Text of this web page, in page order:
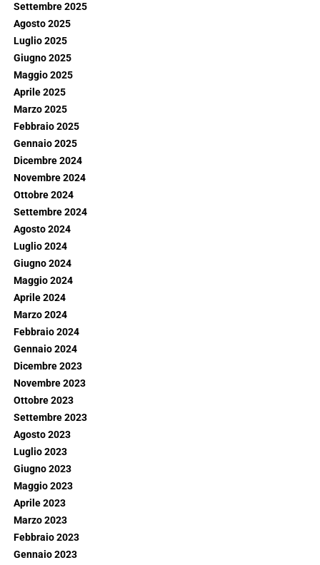
Settembre 2025
Agosto 2025
Luglio 2025
Giugno 2025
Maggio 2025
Aprile 2025
Marzo 2025
Febbraio 2025
Gennaio 2025
Dicembre 2024
Novembre 2024
Ottobre 2024
Settembre 2024
Agosto 2024
Luglio 2024
Giugno 2024
Maggio 2024
Aprile 2024
Marzo 2024
Febbraio 2024
Gennaio 2024
Dicembre 2023
Novembre 2023
Ottobre 2023
Settembre 2023
Agosto 2023
Luglio 2023
Giugno 2023
Maggio 2023
Aprile 2023
Marzo 2023
Febbraio 2023
Gennaio 2023